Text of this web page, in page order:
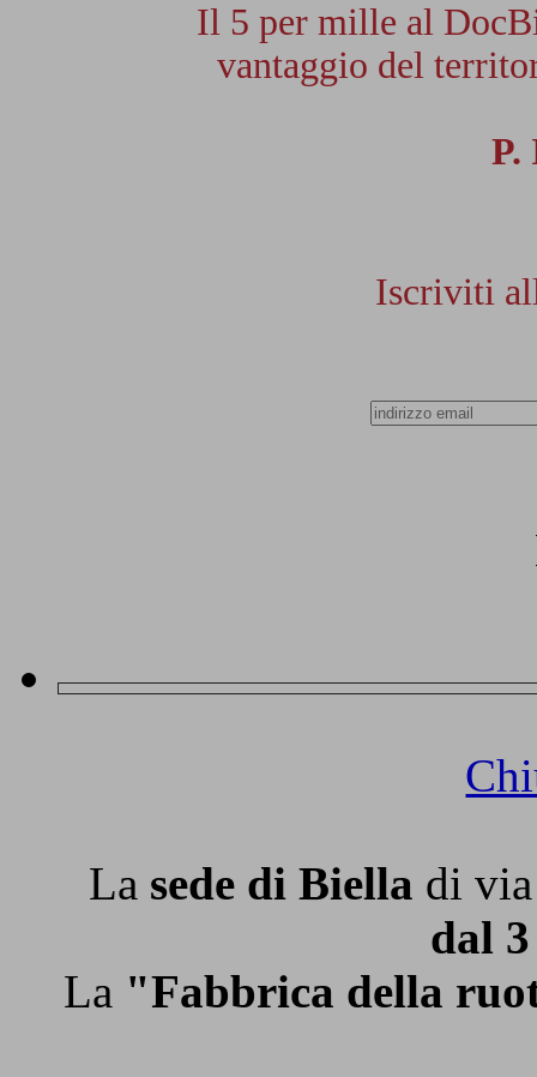
Il 5 per mille al
vantaggio del
P.
Iscriviti
La sede di Biella di via
dal
La "Fabbrica della